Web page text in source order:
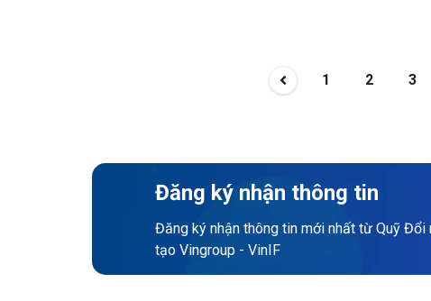
1 2 3
Đăng ký nhận thông tin
Đăng ký nhận thông tin mới nhất từ Quỹ Đổi
tạo Vingroup - VinIF